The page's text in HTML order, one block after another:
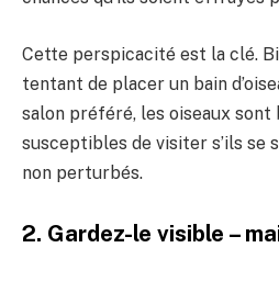
Cette perspicacité est la clé.
tentant de placer un bain
salon préféré, les oiseaux sont
susceptibles de visiter s’ils se
non perturbés.
2. Gardez-le visible –